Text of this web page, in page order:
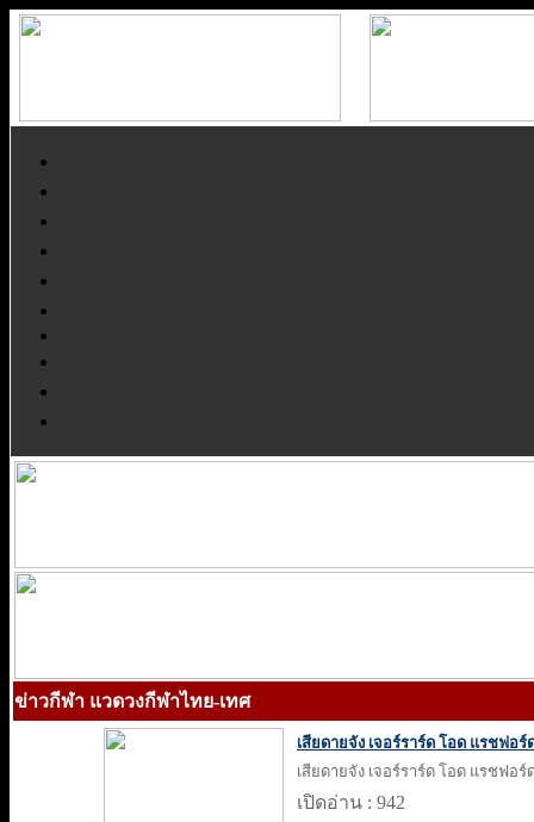
ข่าวกีฬา แวดวงกีฬาไทย-เทศ
เสียดายจัง เจอร์ราร์ด โอด แรชฟอ
เสียดายจัง เจอร์ราร์ด โอด แรชฟอ
เปิดอ่าน : 942